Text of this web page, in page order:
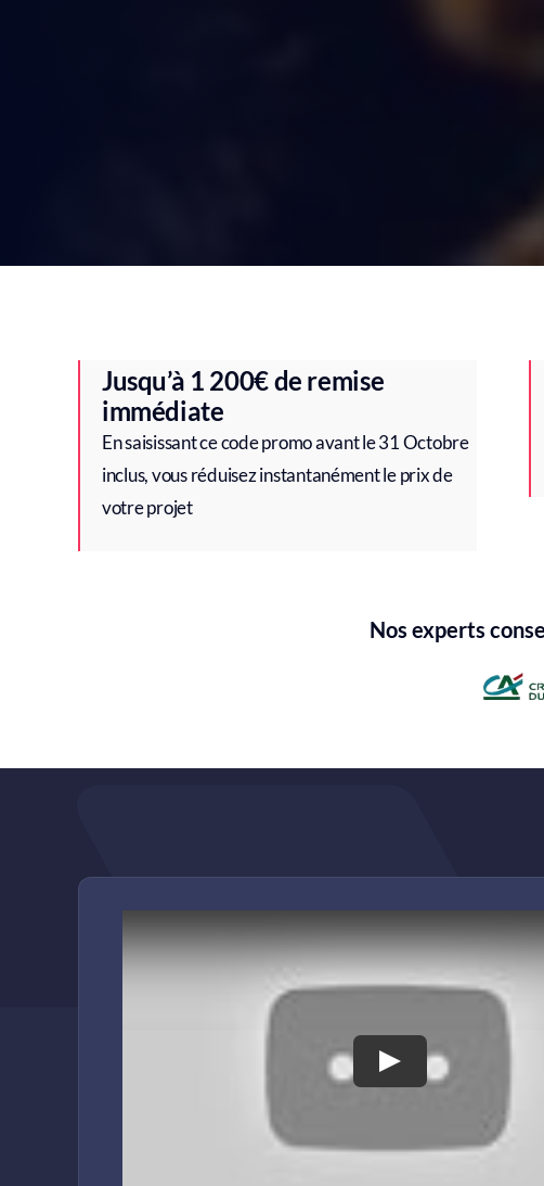
Jusqu’à 1 200€ de remise
immédiate
En saisissant ce code promo avant le 31 Octobre
inclus, vous réduisez instantanément le prix de
votre projet
Nos experts